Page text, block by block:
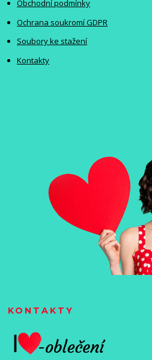
Obchodní podmínky
Ochrana soukromí GDPR
Soubory ke stažení
Kontakty
KONTAKTY